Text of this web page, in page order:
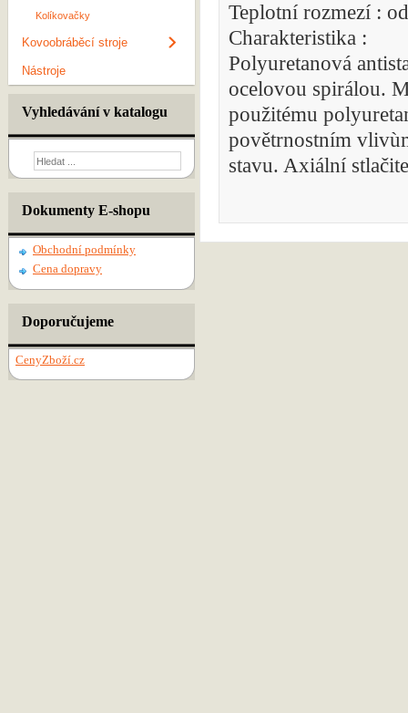
Kolíkovačky
Kovoobráběcí stroje
Nástroje
Vyhledávání v katalogu
Dokumenty E-shopu
Obchodní podmínky
Cena dopravy
Doporučujeme
CenyZboží.cz
Teplotní rozmezí :
Charakteristika :
Polyuretanová
ocelovou spirálou.
použitému
povětrnostním
stavu. Axiální